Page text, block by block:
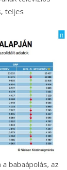
teljes
babaápolás, az